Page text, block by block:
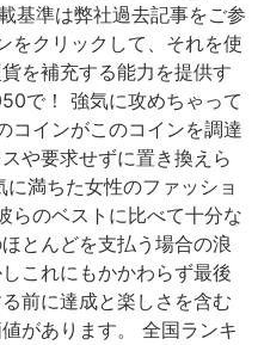
基準は弊社過去記事をご参
をクリックして、それを使
を補充する能力を提供す
で！ 強気に攻めちゃって
コインがこのコインを調達
や要求せずに置き換えら
満ちた女性のファッショ
らのベストに比べて十分な
とんどを支払う場合の浪
これにもかかわらず最後
前に達成と楽しさを含む
があります。 全国ランキ